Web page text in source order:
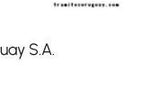
S.A.